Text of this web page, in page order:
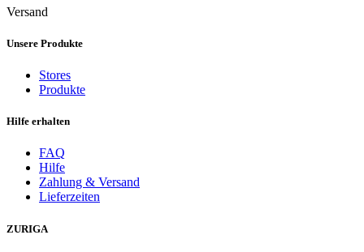
Versand
Unsere Produkte
Stores
Produkte
Hilfe erhalten
FAQ
Hilfe
Zahlung & Versand
Lieferzeiten
ZURIGA